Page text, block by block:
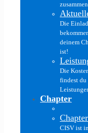
Die
deinem
ist!
Die
findest du
Chapter
CISV ist